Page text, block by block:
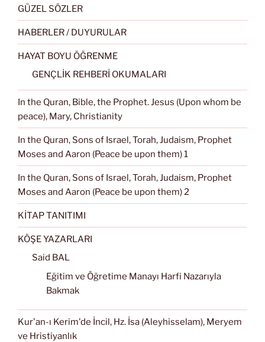
GÜZEL SÖZLER
HABERLER / DUYURULAR
HAYAT BOYU ÖĞRENME
GENÇLİK REHBERİ OKUMALARI
In the Quran, Bible, the Prophet. Jesus (Upon whom be
peace), Mary, Christianity
In the Quran, Sons of Israel, Torah, Judaism, Prophet
Moses and Aaron (Peace be upon them) 1
In the Quran, Sons of Israel, Torah, Judaism, Prophet
Moses and Aaron (Peace be upon them) 2
KİTAP TANITIMI
KÖŞE YAZARLARI
Said BAL
Eğitim ve Öğretime Manayı Harfi Nazarıyla
Bakmak
Kur'an-ı Kerim'de İncil, Hz. İsa (Aleyhisselam), Meryem
ve Hristiyanlık